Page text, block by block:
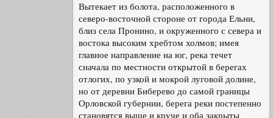
Вытекает из болота, расположенного в
северо-восточной стороне от города Ельни,
близ села Пронино, и окруженного с севера и
востока высоким хребтом холмов; имея
главное направление на юг, река течет
сначала по местности открытой в берегах
отлогих, по узкой и мокрой луговой долине,
но от деревни Биберево до самой границы
Орловской губернии, берега реки постепенно
становятся выше и круче и оба закрыты